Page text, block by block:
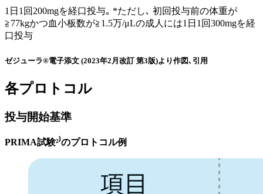
1日1回200mgを経口投与｡ *ただし､ 初回投与前の体重が
≧77kgかつ血小板数が≧1.5万/μLの成人には1日1回300mgを経
口投与
ゼジューラ®電子添文 (2023年2月改訂 第3版)より作図､引用
各プロトコル
投与開始基準
PRIMA試験²⁾のプロトコル例